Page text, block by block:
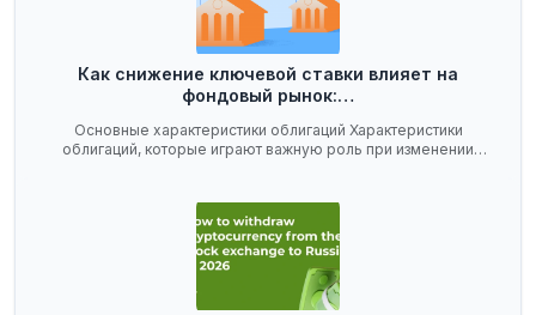
Как снижение ключевой ставки влияет на
фондовый рынок:…
Основные характеристики облигаций Характеристики
облигаций, которые играют важную роль при изменении